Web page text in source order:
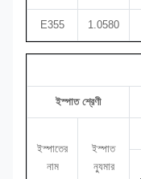
E355 1.0580
ইস্পাত শ্রেণী
ইস্পাতের
নাম
ইস্পাত
ন্যুমার